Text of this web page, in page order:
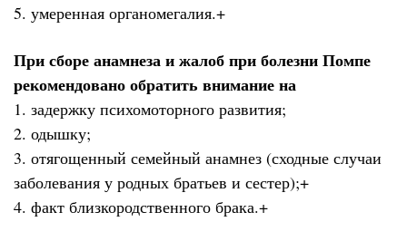
5. умеренная органомегалия.+
При сборе анамнеза и жалоб при болезни Помпе
рекомендовано обратить внимание на
1. задержку психомоторного развития;
2. одышку;
3. отягощенный семейный анамнез (сходные случаи
заболевания у родных братьев и сестер);+
4. факт близкородственного брака.+